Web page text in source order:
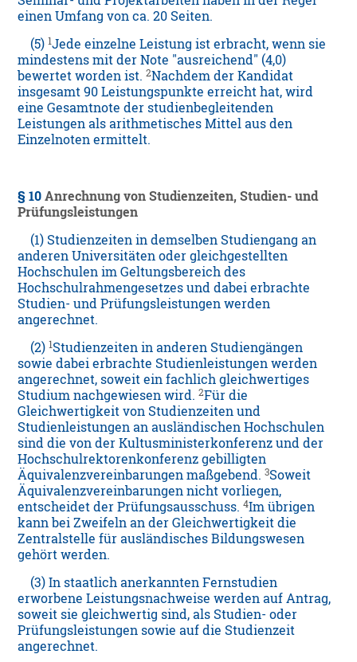
einen Umfang von ca. 20 Seiten.
(5)1Jede einzelne Leistung ist erbracht, wenn sie
mindestens mit der Note "ausreichend" (4,0)
bewertet worden ist.2Nachdem der Kandidat
insgesamt 90 Leistungspunkte erreicht hat, wird
eine Gesamtnote der studienbegleitenden
Leistungen als arithmetisches Mittel aus den
Einzelnoten ermittelt.
§ 10 Anrechnung von Studienzeiten, Studien- und
Prüfungsleistungen
(1) Studienzeiten in demselben Studiengang an
anderen Universitäten oder gleichgestellten
Hochschulen im Geltungsbereich des
Hochschulrahmengesetzes und dabei erbrachte
Studien- und Prüfungsleistungen werden
angerechnet.
(2)1Studienzeiten in anderen Studiengängen
sowie dabei erbrachte Studienleistungen werden
angerechnet, soweit ein fachlich gleichwertiges
Studium nachgewiesen wird.2Für die
Gleichwertigkeit von Studienzeiten und
Studienleistungen an ausländischen Hochschulen
sind die von der Kultusministerkonferenz und der
Hochschulrektorenkonferenz gebilligten
Äquivalenzvereinbarungen maßgebend.3Soweit
Äquivalenzvereinbarungen nicht vorliegen,
entscheidet der Prüfungsausschuss.4Im übrigen
kann bei Zweifeln an der Gleichwertigkeit die
Zentralstelle für ausländisches Bildungswesen
gehört werden.
(3) In staatlich anerkannten Fernstudien
erworbene Leistungsnachweise werden auf Antrag,
soweit sie gleichwertig sind, als Studien- oder
Prüfungsleistungen sowie auf die Studienzeit
angerechnet.